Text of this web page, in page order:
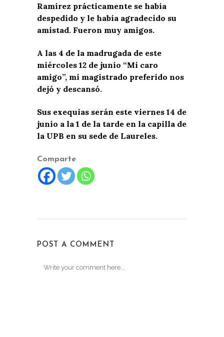
Ramírez prácticamente se había
despedido y le había agradecido su
amistad. Fueron muy amigos.
A las 4 de la madrugada de este
miércoles 12 de junio “Mi caro
amigo”, mi magistrado preferido nos
dejó y descansó.
Sus exequias serán este viernes 14 de
junio a la 1 de la tarde en la capilla de
la UPB en su sede de Laureles.
Comparte
POST A COMMENT